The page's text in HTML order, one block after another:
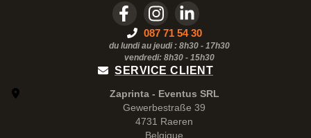
087 71 54 30
du lundi au jeudi : 8h30 - 17h30
vendredi: 8h30 - 15h30
SERVICE CLIENT
Zaprinta - Eventus SRL
Gewerbestraße 39
4731 Raeren
Belgique